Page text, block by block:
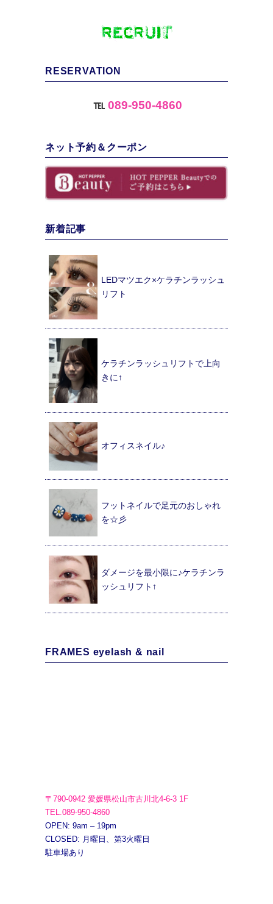
RESERVATION
℡ 089-950-4860
ネット予約＆クーポン
新着記事
LEDマツエク×ケラチンラッシュ
リフト
ケラチンラッシュリフトで上向
きに↑
オフィスネイル♪
フットネイルで足元のおしゃれ
を☆彡
ダメージを最小限に♪ケラチンラ
ッシュリフト↑
FRAMES eyelash & nail
〒790-0942 愛媛県松山市古川北4-6-3 1F
TEL.089-950-4860
OPEN: 9am – 19pm
CLOSED: 月曜日、第3火曜日
駐車場あり